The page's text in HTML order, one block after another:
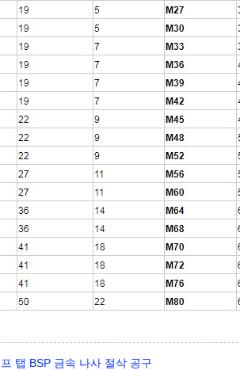
탭 BSP 금속 나사 절삭 공구